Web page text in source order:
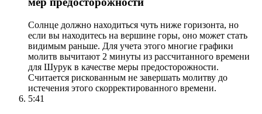
Солнце должно находиться чуть ниже горизонта, но
если вы находитесь на вершине горы, оно может стать
видимым раньше. Для учета этого многие графики
молитв вычитают 2 минуты из рассчитанного времени
для Шурук в качестве меры предосторожности.
Считается рискованным не завершать молитву до
истечения этого скорректированного времени.
5:41